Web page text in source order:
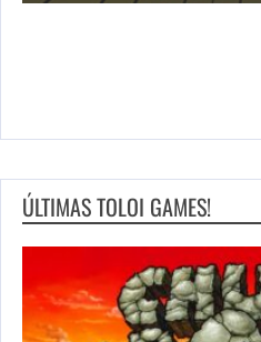
ÚLTIMAS TOLOI GAMES!